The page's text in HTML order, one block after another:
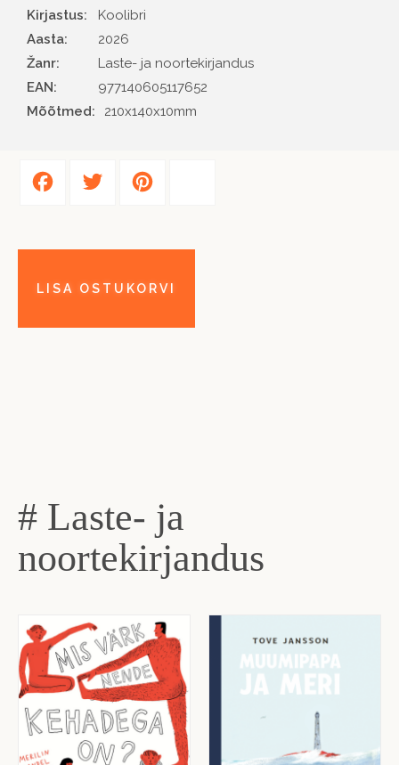
Kirjastus
Koolibri
Aasta
2026
Žanr
Laste- ja noortekirjandus
EAN
977140605117652
Mõõtmed:
210x140x10mm
# Laste- ja
noortekirjandus